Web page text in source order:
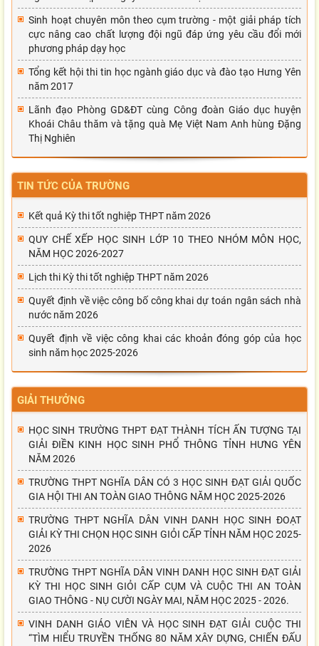
Sinh hoạt chuyên môn theo cụm trường - một giải pháp tích
cực nâng cao chất lượng đội ngũ đáp ứng yêu cầu đổi mới
phương pháp dạy học
Tổng kết hội thi tin học ngành giáo dục và đào tạo Hưng Yên
năm 2017
Lãnh đạo Phòng GD&ĐT cùng Công đoàn Giáo dục huyện
Khoái Châu thăm và tặng quà Mẹ Việt Nam Anh hùng Đặng
Thị Nghiên
TIN TỨC CỦA TRƯỜNG
Kết quả Kỳ thi tốt nghiệp THPT năm 2026
QUY CHẾ XẾP HỌC SINH LỚP 10 THEO NHÓM MÔN HỌC,
NĂM HỌC 2026-2027
Lịch thi Kỳ thi tốt nghiệp THPT năm 2026
Quyết định về việc công bố công khai dự toán ngân sách nhà
nước năm 2026
Quyết định về việc công khai các khoản đóng góp của học
sinh năm học 2025-2026
GIẢI THƯỞNG
HỌC SINH TRƯỜNG THPT ĐẠT THÀNH TÍCH ẤN TƯỢNG TẠI
GIẢI ĐIỀN KINH HỌC SINH PHỔ THÔNG TỈNH HƯNG YÊN
NĂM 2026
TRƯỜNG THPT NGHĨA DÂN CÓ 3 HỌC SINH ĐẠT GIẢI QUỐC
GIA HỘI THI AN TOÀN GIAO THÔNG NĂM HỌC 2025-2026
TRƯỜNG THPT NGHĨA DÂN VINH DANH HỌC SINH ĐOẠT
GIẢI KỲ THI CHỌN HỌC SINH GIỎI CẤP TỈNH NĂM HỌC 2025-
2026
TRƯỜNG THPT NGHĨA DÂN VINH DANH HỌC SINH ĐẠT GIẢI
KỲ THI HỌC SINH GIỎI CẤP CỤM VÀ CUỘC THI AN TOÀN
GIAO THÔNG - NỤ CƯỜI NGÀY MAI, NĂM HỌC 2025 - 2026.
VINH DANH GIÁO VIÊN VÀ HỌC SINH ĐẠT GIẢI CUỘC THI
“TÌM HIỂU TRUYỀN THỐNG 80 NĂM XÂY DỰNG, CHIẾN ĐẤU